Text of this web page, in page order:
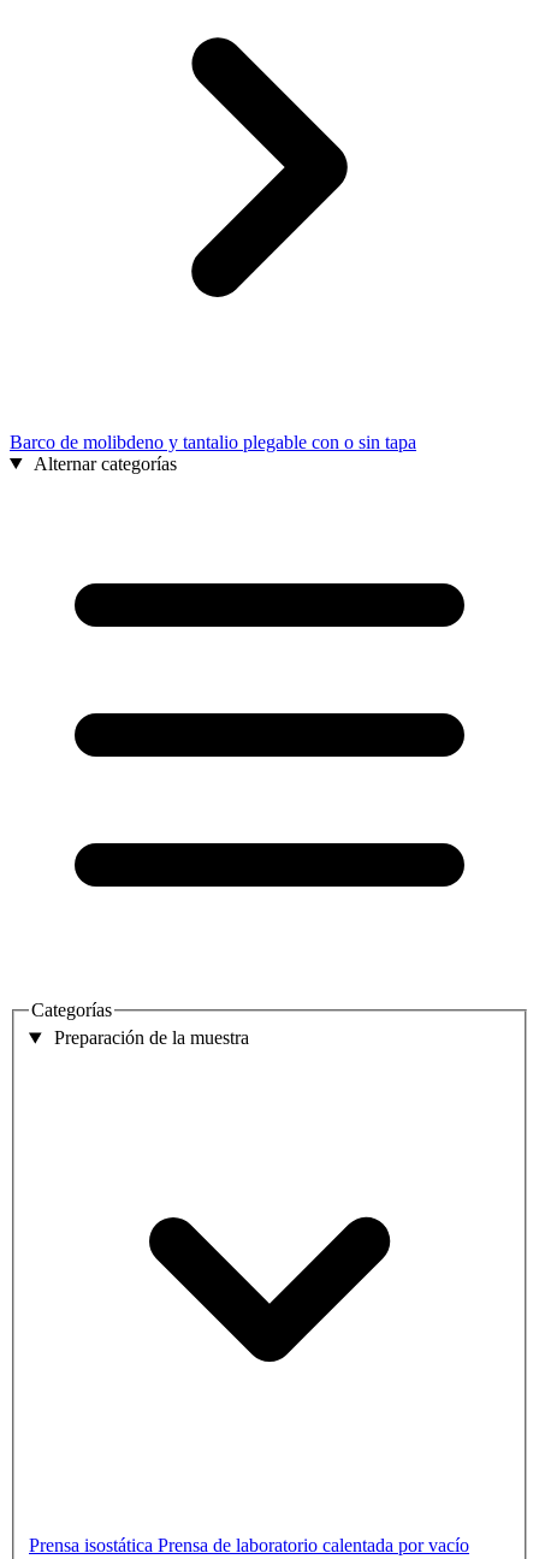
Barco de molibdeno y tantalio plegable con o sin tapa
Alternar categorías
Categorías
Preparación de la muestra
Prensa isostática Prensa de laboratorio calentada por vacío